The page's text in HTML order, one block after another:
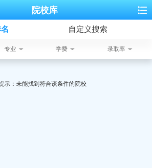
院校库
自定义搜索
专业 学费 录取率
示：未能找到符合该条件的院校